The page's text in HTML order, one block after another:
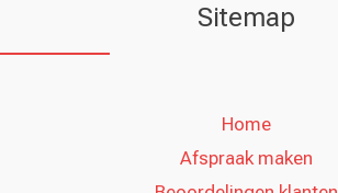
Sitemap
Home
Afspraak maken